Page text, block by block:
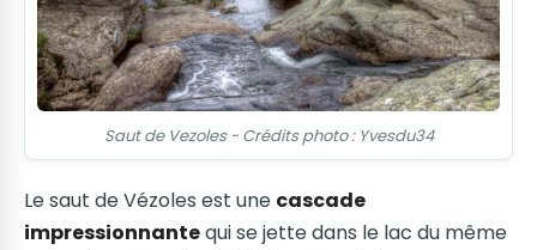
Saut de Vezoles - Crédits photo : Yvesdu34
Le saut de Vézoles est une cascade
impressionnantequi se jette dans le lac du même